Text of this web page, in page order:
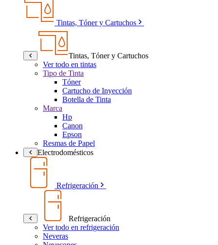
Tintas, Tóner y Cartuchos
Tintas, Tóner y Cartuchos
Ver todo en tintas
Tipo de Tinta
Tóner
Cartucho de Inyección
Botella de Tinta
Marca
Hp
Canon
Epson
Resmas de Papel
Electrodomésticos
Refrigeración
Refrigeración
Ver todo en refrigeración
Neveras